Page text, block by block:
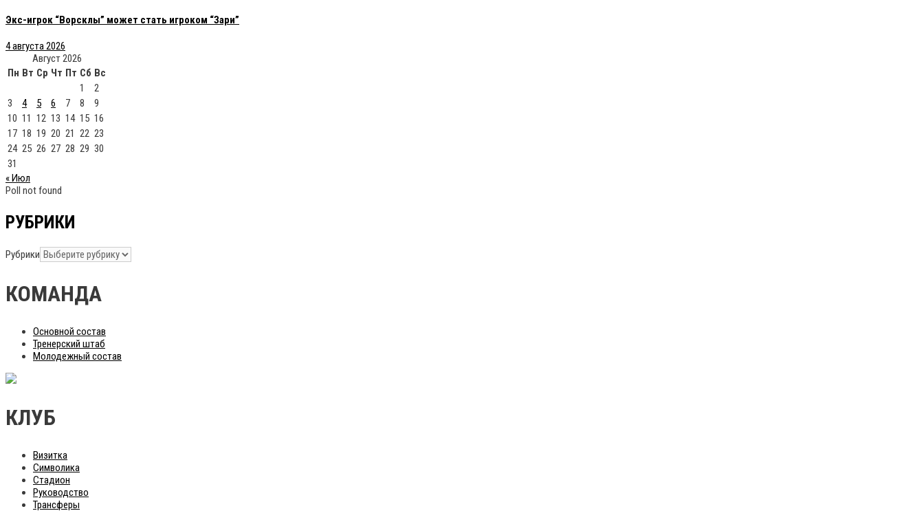
Экс-игрок “Ворсклы” может стать игроком “Зари”
4 августа 2026
Август 2026
Пн Вт Ср Чт Пт Сб Вс
1
2
3
4 5 6 7 8
9
10 11 12 13 14 15 16
17 18 19 20 21 22 23
24 25 26 27 28 29 30
31
« Июл
Poll not found
РУБРИКИ
Рубрики
КОМАНДА
Основной состав
Тренерский штаб
Молодежный состав
КЛУБ
Визитка
Символика
Стадион
Руководство
Трансферы